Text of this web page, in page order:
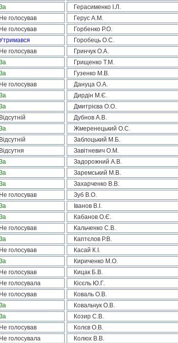
Герасименко І.Л.
Не голосував Герус А.М.
Не голосував Горбенко Р.О.
Горобець О.С.
Не голосував Гринчук О.А.
Грищенко Т.М.
Гузенко М.В.
Не голосував Дануца О.А.
Дирдін М.Є.
Дмитрієва О.О.
Відсутній Дубнов А.В.
Жмеренецький О.С.
Відсутній Заблоцький М.Б.
Відсутня Завітневич О.М.
Задорожний А.В.
Заремський М.В.
Захарченко В.В.
Не голосував Зуб В.О.
Іванов В.І.
Кабанов О.Є.
Не голосував Кальченко С.В.
Каптєлов Р.В.
Не голосував Касай К.І.
Кириченко М.О.
Не голосував Кицак Б.В.
Не голосувала Кісєль Ю.Г.
Не голосував Коваль О.В.
Ковальчук О.В.
Козир С.В.
Не голосував Колєв О.В.
Не голосувала Колюх В.В.